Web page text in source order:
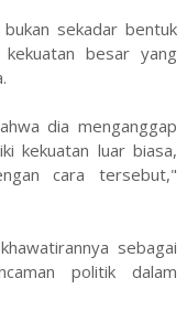
sekadar bentuk
besar yang
dia menganggap
kekuatan luar biasa,
cara tersebut,"
sebagai
politik dalam